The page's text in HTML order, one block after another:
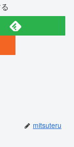
mitsuteru